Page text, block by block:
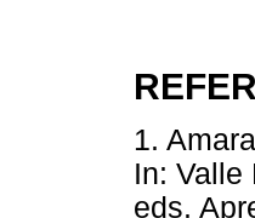
1.
In: Valle
eds.